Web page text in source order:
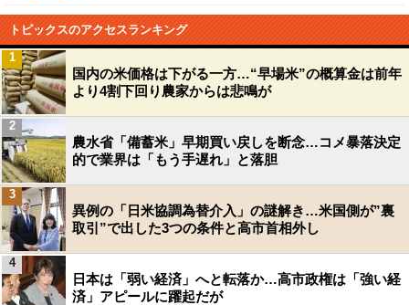
トピックスのアクセスランキング
国内の米価格は下がる一方…“早場米”の概算金は前年
より4割下回り農家からは悲鳴が
1
農水省「備蓄米」早期買い戻しを断念…コメ暴落決定
的で業界は「もう手遅れ」と落胆
2
異例の「日米協調為替介入」の謎解き…米国側が”裏
取引”で出した3つの条件と高市首相外し
3
日本は「弱い経済」へと転落か…高市政権は「強い経
済」アピールに躍起だが
4